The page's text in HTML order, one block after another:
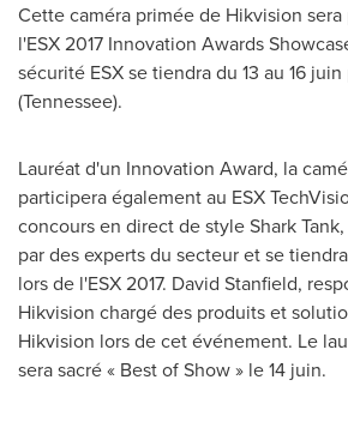
Cette caméra primée de Hikvision
l'ESX 2017 Innovation Awards
sécurité ESX se tiendra du 13 au 16
(Tennessee).
Lauréat d'un Innovation Award, la
participera également au ESX
concours en direct de style Shark
par des experts du secteur et se
lors de l'ESX 2017. David Stanfield,
Hikvision chargé des produits et
Hikvision lors de cet événement. Le
sera sacré « Best of Show » le 14 juin.